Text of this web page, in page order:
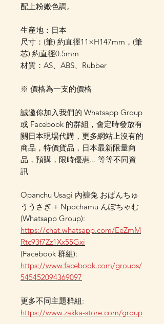
配上粉嫩色調。
生産地：日本
尺寸：(筆) 約直徑11×H147mm，(筆
芯) 約直徑0.5mm
材質：AS、ABS、Rubber
※ 價格為一支的價格
誠邀你加入我們的 Whatsapp Group
或 Facebook 的群組，會定時發放有
關日本現場代購，更多網站上沒有的
商品，特價貨品，日本最新限量商
品，預購，限時優惠... 等等不同資
訊
Opanchu Usagi 內褲兔 おぱんちゅ
ううさぎ + Npochamu んぽちゃむ
(Whatsapp Group):
https://chat.whatsapp.com/EeZmM
Rtc93f7Zz1Xx55Gxi
(Facebook 群組):
https://www.facebook.com/groups/
545452094369097
更多不同主題群組:
https://www.zakka-store.com/group